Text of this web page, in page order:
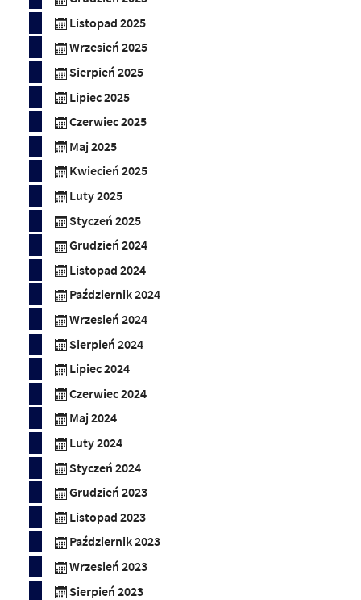
Listopad 2025
Wrzesień 2025
Sierpień 2025
Lipiec 2025
Czerwiec 2025
Maj 2025
Kwiecień 2025
Luty 2025
Styczeń 2025
Grudzień 2024
Listopad 2024
Październik 2024
Wrzesień 2024
Sierpień 2024
Lipiec 2024
Czerwiec 2024
Maj 2024
Luty 2024
Styczeń 2024
Grudzień 2023
Listopad 2023
Październik 2023
Wrzesień 2023
Sierpień 2023